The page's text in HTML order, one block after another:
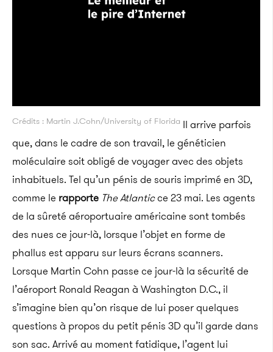
Crédits : Martin J.Cohn/University of Florida Il arrive parfois
que, dans le cadre de son travail, le généticien
moléculaire soit obligé de voyager avec des objets
inhabituels. Tel qu’un pénis de souris imprimé en 3D,
comme le rapporte The Atlanticce 23 mai. Les agents
de la sûreté aéroportuaire américaine sont tombés
des nues ce jour-là, lorsque l’objet en forme de
phallus est apparu sur leurs écrans scanners.
Lorsque Martin Cohn passe ce jour-là la sécurité de
l’aéroport Ronald Reagan à Washington D.C., il
s’imagine bien qu’on risque de lui poser quelques
questions à propos du petit pénis 3D qu’il garde dans
son sac. Arrivé au moment fatidique, l’agent lui